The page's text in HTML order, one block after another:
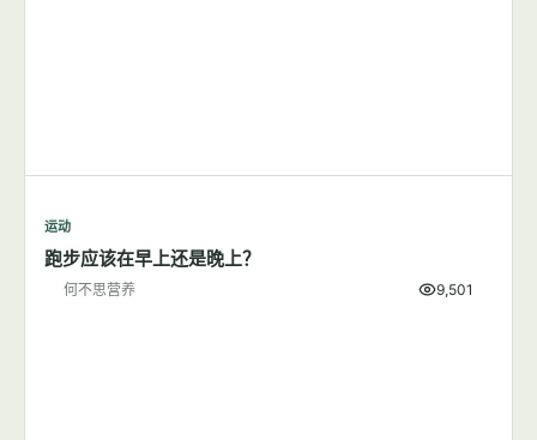
运动
跑步应该在早上还是晚上？
何不思营养 9,501